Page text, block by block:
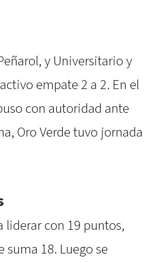
y Universitario y
empate 2 a 2. En el
con autoridad ante
Oro Verde tuvo jornada
liderar con 19 puntos,
18. Luego se